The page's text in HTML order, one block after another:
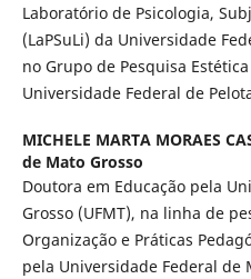
Laboratório de Psicologia,
(LaPSuLi) da Universidade
no Grupo de Pesquisa
Universidade Federal de
MICHELE MARTA MORAES
de Mato Grosso
Doutora em Educação pela
Grosso (UFMT), na linha de
Organização e Práticas
pela Universidade Federal de